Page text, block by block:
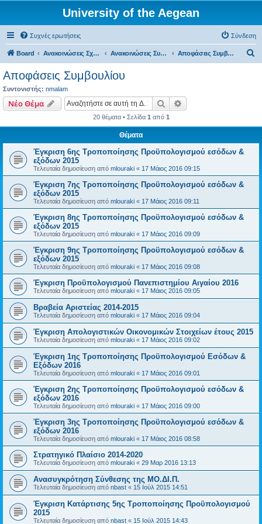
University of the Aegean
Συχνές ερωτήσεις Σύνδεση
Board Ανακοινώσεις Σχολών, Τμημάτων, Συλλόγων & Υπηρεσιών Ανακοινώσεις Συμβουλίου Αποφάσεις Συμβουλίου
Αποφάσεις Συμβουλίου
Συντονιστής: nmalam
Νέο Θέμα Αναζήτηση
20 θέματα • Σελίδα 1 από 1
Θέματα
Έγκριση 6ης Τροποποίησης Προϋπολογισμού εσόδων &
εξόδων 2015
Τελευταία δημοσίευση από mlouraki « 17 Μάιος 2016 09:15
Έγκριση 7ης Τροποποίησης Προϋπολογισμού εσόδων &
εξόδων 2015
Τελευταία δημοσίευση από mlouraki « 17 Μάιος 2016 09:11
Έγκριση 8ης Τροποποίησης Προϋπολογισμού εσόδων &
εξόδων 2015
Τελευταία δημοσίευση από mlouraki « 17 Μάιος 2016 09:09
Έγκριση 9ης Τροποποίησης Προϋπολογισμού εσόδων &
εξόδων 2015
Τελευταία δημοσίευση από mlouraki « 17 Μάιος 2016 09:08
Έγκριση Προϋπολογισμού Πανεπιστημίου Αιγαίου 2016
Τελευταία δημοσίευση από mlouraki « 17 Μάιος 2016 09:05
Βραβεία Αριστείας 2014-2015
Τελευταία δημοσίευση από mlouraki « 17 Μάιος 2016 09:04
Έγκριση Απολογιστικών Οικονομικών Στοιχείων έτους 2015
Τελευταία δημοσίευση από mlouraki « 17 Μάιος 2016 09:02
Έγκριση 1ης Τροποποίησης Προϋπολογισμού Εσόδων &
Εξόδων 2016
Τελευταία δημοσίευση από mlouraki « 17 Μάιος 2016 09:01
Έγκριση 2ης Τροποποίησης Προϋπολογισμού εσόδων &
εξόδων 2016
Τελευταία δημοσίευση από mlouraki « 17 Μάιος 2016 09:00
Έγκριση 3ης Τροποποίησης Προϋπολογισμού εσόδων &
εξόδων 2016
Τελευταία δημοσίευση από mlouraki « 17 Μάιος 2016 08:58
Στρατηγικό Πλαίσιο 2014-2020
Τελευταία δημοσίευση από mlouraki « 29 Μαρ 2016 13:13
Ανασυγκρότηση Σύνθεσης της ΜΟ.ΔΙ.Π.
Τελευταία δημοσίευση από nbast « 15 Ιούλ 2015 14:51
Έγκριση Κατάρτισης 5ης Τροποποίησης Προϋπολογισμού
2015
Τελευταία δημοσίευση από nbast « 15 Ιούλ 2015 14:43